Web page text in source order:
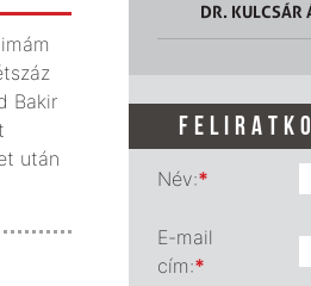
Bakir
után
DR. KULCSÁR
Név:*
E-mail
cím:*